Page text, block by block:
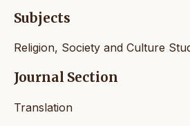
Subjects
Religion, Society and Culture
Journal Section
Translation